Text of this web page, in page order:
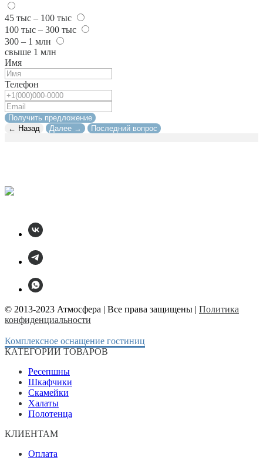
45 тыс – 100 тыс
100 тыс – 300 тыс
300 – 1 млн
свыше 1 млн
Имя
Телефон
Получить предложение
← Назад
Далее → Последний вопрос
© 2013-2023 Атмосфера | Все права защищены | Политика
конфиденциальности
Комплексное оснащение гостиниц
КАТЕГОРИИ ТОВАРОВ
Ресепшны
Шкафчики
Скамейки
Халаты
Полотенца
КЛИЕНТАМ
Оплата